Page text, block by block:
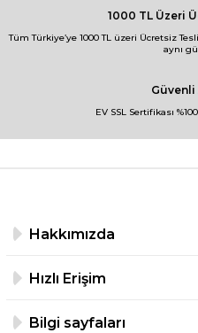
1000 TL Üzeri
Tüm Türkiye’ye 1000 TL üzeri Ücretsiz
aynı
Güvenli
EV SSL Sertifikası
Hakkımızda
Hızlı Erişim
Bilgi sayfaları